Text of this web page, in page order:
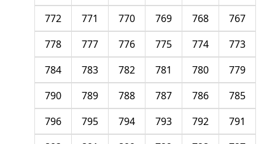
767
768
769
770
771
772
773
774
775
776
777
778
779
780
781
782
783
784
785
786
787
788
789
790
791
792
793
794
795
796